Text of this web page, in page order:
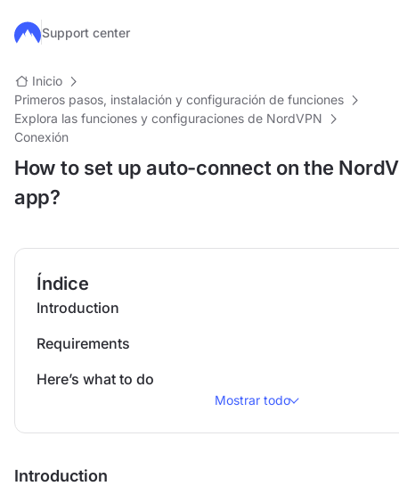
Ir al contenido principal
Support center
Inicio
Primeros pasos, instalación y configuración de funciones
Explora las funciones y configuraciones de NordVPN
Conexión
How to set up auto-connect on the
app?
Índice
Introduction
Requirements
Here’s what to do
Mostrar todo
Introduction